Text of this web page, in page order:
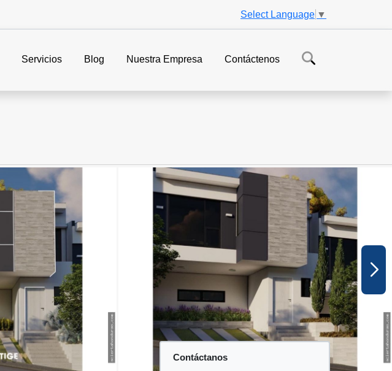
Select Language ▼
Servicios Blog Nuestra Empresa Contáctenos
Contáctanos